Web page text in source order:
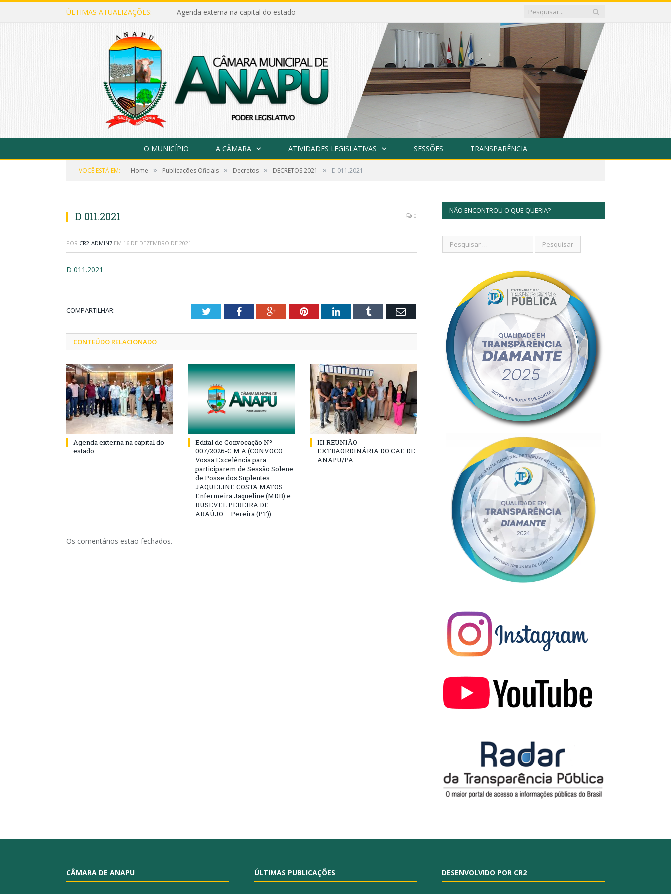
ÚLTIMAS ATUALIZAÇÕES: Agenda externa na capital do estado
O MUNICÍPIO A CÂMARA ATIVIDADES LEGISLATIVAS SESSÕES TRANSPARÊNCIA
VOCÊ ESTÁ EM: Home » Publicações Oficiais » Decretos » DECRETOS 2021 » D 011.2021
D 011.2021 0
POR CR2-ADMIN7 EM 16 DE DEZEMBRO DE 2021
D 011.2021
COMPARTILHAR: TwitterFacebookGoogle+PinterestLinkedInTumblr Email
CONTEÚDO RELACIONADO
Agenda externa na capital do
estado
Edital de Convocação Nº
007/2026-C.M.A (CONVOCO
Vossa Excelência para
participarem de Sessão Solene
de Posse dos Suplentes:
JAQUELINE COSTA MATOS –
Enfermeira Jaqueline (MDB) e
RUSEVEL PEREIRA DE
ARAÚJO – Pereira (PT))
III REUNIÃO
EXTRAORDINÁRIA DO CAE DE
ANAPU/PA
Os comentários estão fechados.
NÃO ENCONTROU O QUE QUERIA?
CÂMARA DE ANAPU ÚLTIMAS PUBLICAÇÕES DESENVOLVIDO POR CR2